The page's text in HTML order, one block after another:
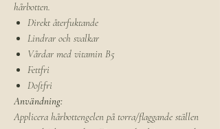
hårbotten.
Direkt återfuktande
Lindrar och svalkar
Vårdar med vitamin B5
Fettfri
Doftfri
Användning:
Applicera hårbottengelen på torra/flaggande ställen